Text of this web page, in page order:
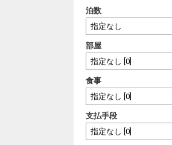
泊数
部屋
食事
支払手段